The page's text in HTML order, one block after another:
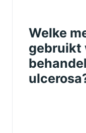
Welke
gebruikt